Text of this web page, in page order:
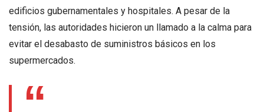
edificios gubernamentales y hospitales. A pesar de la
tensión, las autoridades hicieron un llamado a la calma para
evitar el desabasto de suministros básicos en los
supermercados.